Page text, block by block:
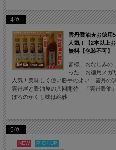
4位
雲丹醤油★お徳用
人気！【2本以上
無料【包装不可】
皆様、おなじみの
った、お徳用メガ
人気！美味しく使い勝手のよい「雲丹の
雲丹屋と醤油屋の共同開発 『雲丹醤油
ぼろのかくし味は絶妙
5位
NEW PICK UP